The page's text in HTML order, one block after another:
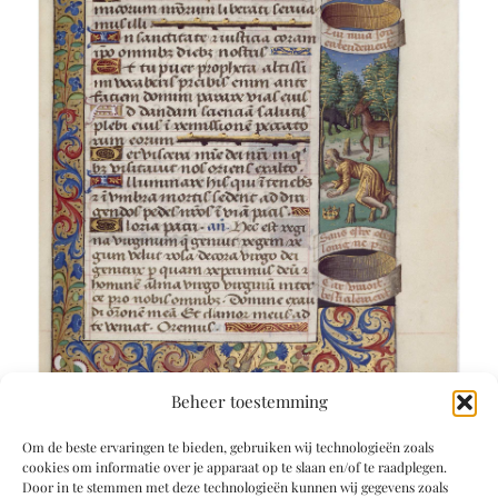
Beheer toestemming
Om de beste ervaringen te bieden, gebruiken wij technologieën zoals
cookies om informatie over je apparaat op te slaan en/of te raadplegen.
Door in te stemmen met deze technologieën kunnen wij gegevens zoals